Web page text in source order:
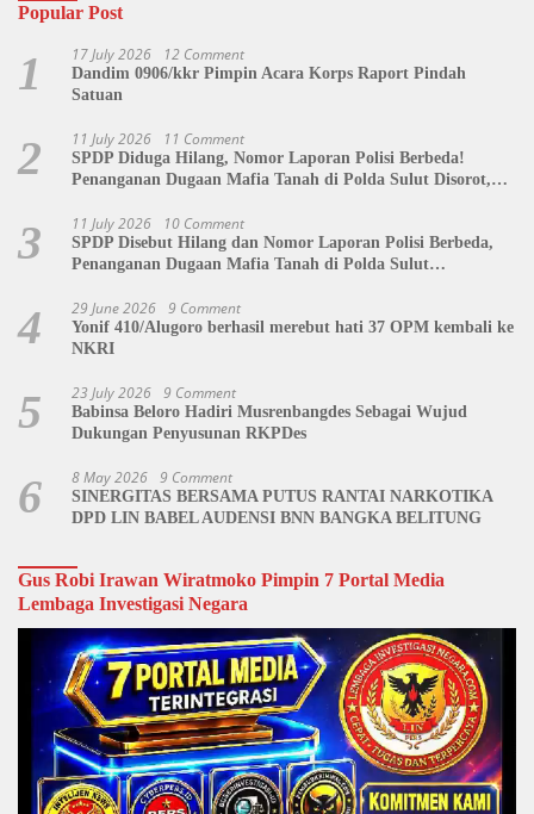
Popular Post
1 17 July 2026 12 Comment
Dandim 0906/kkr Pimpin Acara Korps Raport Pindah
Satuan
2 11 July 2026 11 Comment
SPDP Diduga Hilang, Nomor Laporan Polisi Berbeda!
Penanganan Dugaan Mafia Tanah di Polda Sulut Disorot,
3 11 July 2026 10 Comment
SPDP Disebut Hilang dan Nomor Laporan Polisi Berbeda,
Penanganan Dugaan Mafia Tanah di Polda Sulut
4 29 June 2026 9 Comment
Yonif 410/Alugoro berhasil merebut hati 37 OPM kembali ke
NKRI
5 23 July 2026 9 Comment
Babinsa Beloro Hadiri Musrenbangdes Sebagai Wujud
Dukungan Penyusunan RKPDes
6 8 May 2026 9 Comment
SINERGITAS BERSAMA PUTUS RANTAI NARKOTIKA
DPD LIN BABEL AUDENSI BNN BANGKA BELITUNG
Gus Robi Irawan Wiratmoko Pimpin 7 Portal Media
Lembaga Investigasi Negara
Video
Player